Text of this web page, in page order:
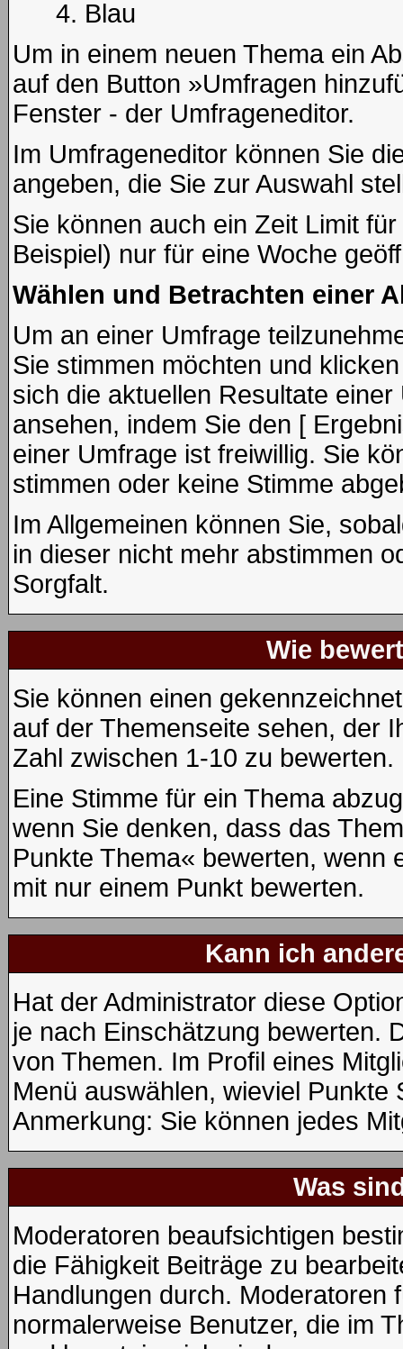
Blau
Um in einem neuen Thema ein
auf den Button »Umfragen
Fenster - der Umfrageneditor.
Im Umfrageneditor können Sie
angeben, die Sie zur Auswahl
Sie können auch ein Zeit Limit
Beispiel) nur für eine Woche
Wählen und Betrachten einer
Um an einer Umfrage
Sie stimmen möchten und
sich die aktuellen Resultate
ansehen, indem Sie den [
einer Umfrage ist freiwillig. Sie
stimmen oder keine Stimme
Im Allgemeinen können Sie,
in dieser nicht mehr abstimmen
Sorgfalt.
Wie
Sie können einen
auf der Themenseite sehen, der
Zahl zwischen 1-10 zu bewerten.
Eine Stimme für ein Thema
wenn Sie denken, dass das
Punkte Thema« bewerten, wenn
mit nur einem Punkt bewerten.
Kann ich
Hat der Administrator diese
je nach Einschätzung bewerten.
von Themen. Im Profil eines
Menü auswählen, wieviel
Anmerkung: Sie können jedes
Was
Moderatoren beaufsichtigen
die Fähigkeit Beiträge zu
Handlungen durch. Moderatoren
normalerweise Benutzer, die im